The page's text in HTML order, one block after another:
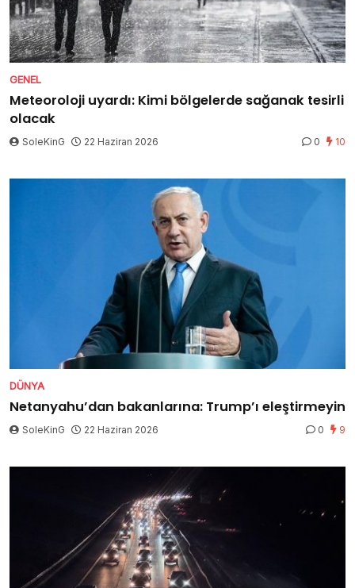
GENEL
Meteoroloji uyardı: Kimi bölgelerde sağanak tesirli
olacak
SoleKinG 22 Haziran 2026 0 10
DÜNYA
Netanyahu’dan bakanlarına: Trump’ı eleştirmeyin
SoleKinG 22 Haziran 2026 0 9